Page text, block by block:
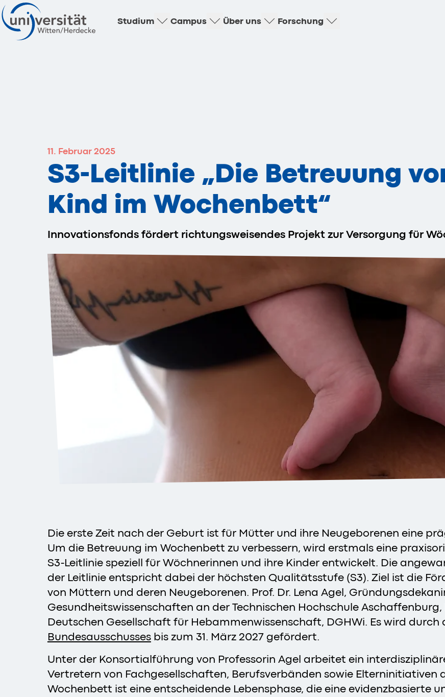
Studium Campus Über uns Forschung
11. Februar 2025
S3-Leitlinie „Die Betreuung
Kind im Wochenbett“
Innovationsfonds fördert richtungsweisendes Projekt zur Versorgung für
Die erste Zeit nach der Geburt ist für Mütter und ihre Neugeborenen eine
Um die Betreuung im Wochenbett zu verbessern, wird erstmals eine
S3-Leitlinie speziell für Wöchnerinnen und ihre Kinder entwickelt. Die
der Leitlinie entspricht dabei der höchsten Qualitätsstufe (S3). Ziel ist die
von Müttern und deren Neugeborenen. Prof. Dr. Lena Agel,
Gesundheitswissenschaften an der Technischen Hochschule
Deutschen Gesellschaft für Hebammenwissenschaft, DGHWi. Es wird durch
Bundesausschussesbis zum 31. März 2027 gefördert.
Unter der Konsortialführung von Professorin Agel arbeitet ein
Vertretern von Fachgesellschaften, Berufsverbänden sowie Elterninitiativen
Wochenbett ist eine entscheidende Lebensphase, die eine evidenzbasierte